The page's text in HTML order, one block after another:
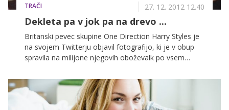
TRAČI 27. 12. 2012 12.40
Dekleta pa v jok pa na drevo ...
Britanski pevec skupine One Direction Harry Styles je
na svojem Twitterju objavil fotografijo, ki je v obup
spravila na milijone njegovih oboževalk po vsem
smučanju, kjer pa se mu je pripetila nesreča. Poglejte
fotografije!